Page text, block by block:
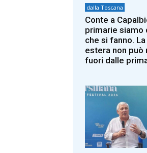
dalla Toscana
Conte a
primarie siamo
che si fanno.
estera non può
fuori dalle